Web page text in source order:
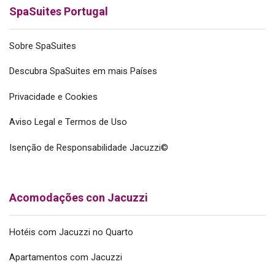
SpaSuites Portugal
Sobre SpaSuites
Descubra SpaSuites em mais Países
Privacidade e Cookies
Aviso Legal e Termos de Uso
Isenção de Responsabilidade Jacuzzi©
Acomodações con Jacuzzi
Hotéis com Jacuzzi no Quarto
Apartamentos com Jacuzzi